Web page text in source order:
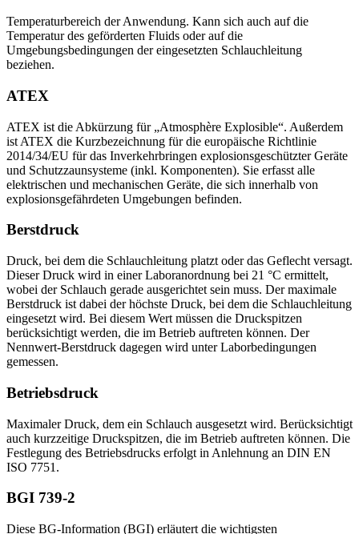
Temperaturbereich der Anwendung. Kann sich auch auf die
Temperatur des geförderten Fluids oder auf die
Umgebungsbedingungen der eingesetzten Schlauchleitung
beziehen.
ATEX
ATEX ist die Abkürzung für „Atmosphère Explosible“. Außerdem
ist ATEX die Kurzbezeichnung für die europäische Richtlinie
2014/34/EU für das Inverkehrbringen explosionsgeschützter Geräte
und Schutzzaunsysteme (inkl. Komponenten). Sie erfasst alle
elektrischen und mechanischen Geräte, die sich innerhalb von
explosionsgefährdeten Umgebungen befinden.
Berstdruck
Druck, bei dem die Schlauchleitung platzt oder das Geflecht versagt.
Dieser Druck wird in einer Laboranordnung bei 21 °C ermittelt,
wobei der Schlauch gerade ausgerichtet sein muss. Der maximale
Berstdruck ist dabei der höchste Druck, bei dem die Schlauchleitung
eingesetzt wird. Bei diesem Wert müssen die Druckspitzen
berücksichtigt werden, die im Betrieb auftreten können. Der
Nennwert-Berstdruck dagegen wird unter Laborbedingungen
gemessen.
Betriebsdruck
Maximaler Druck, dem ein Schlauch ausgesetzt wird. Berücksichtigt
auch kurzzeitige Druckspitzen, die im Betrieb auftreten können. Die
Festlegung des Betriebsdrucks erfolgt in Anlehnung an DIN EN
ISO 7751.
BGI 739-2
Diese BG-Information (BGI) erläutert die wichtigsten